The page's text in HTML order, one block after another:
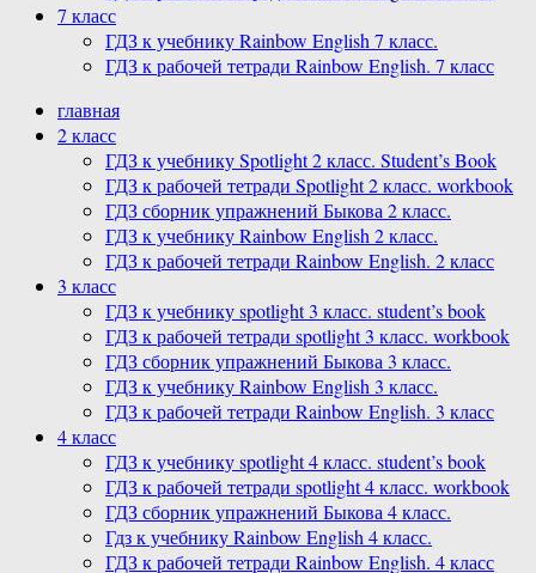
7 класс
ГДЗ к учебнику Rainbow English 7 класс.
ГДЗ к рабочей тетради Rainbow English. 7 класс
главная
2 класс
ГДЗ к учебнику Spotlight 2 класс. Student’s Book
ГДЗ к рабочей тетради Spotlight 2 класс. workbook
ГДЗ сборник упражнений Быкова 2 класс.
ГДЗ к учебнику Rainbow English 2 класс.
ГДЗ к рабочей тетради Rainbow English. 2 класс
3 класс
ГДЗ к учебнику spotlight 3 класс. student’s book
ГДЗ к рабочей тетради spotlight 3 класс. workbook
ГДЗ сборник упражнений Быкова 3 класс.
ГДЗ к учебнику Rainbow English 3 класс.
ГДЗ к рабочей тетради Rainbow English. 3 класс
4 класс
ГДЗ к учебнику spotlight 4 класс. student’s book
ГДЗ к рабочей тетради spotlight 4 класс. workbook
ГДЗ сборник упражнений Быкова 4 класс.
Гдз к учебнику Rainbow English 4 класс.
ГДЗ к рабочей тетради Rainbow English. 4 класс